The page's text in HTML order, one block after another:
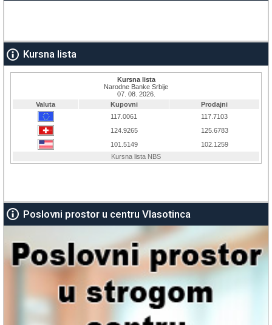
Kursna lista
Poslovni prostor u centru Vlasotinca